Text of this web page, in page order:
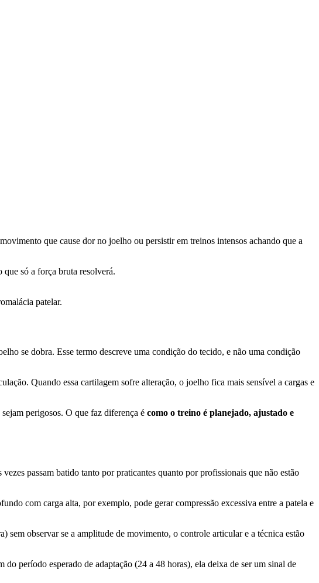
que cause dor no joelho ou persistir em treinos intensos achando que a
só a força bruta resolverá.
patelar.
se dobra. Esse termo descreve uma condição do tecido, e não uma condição
Quando essa cartilagem sofre alteração, o joelho fica mais sensível a cargas e
perigosos. O que faz diferença é como o treino é planejado, ajustado e
passam batido tanto por praticantes quanto por profissionais que não estão
com carga alta, por exemplo, pode gerar compressão excessiva entre a patela e
sem observar se a amplitude de movimento, o controle articular e a técnica estão
período esperado de adaptação (24 a 48 horas), ela deixa de ser um sinal de